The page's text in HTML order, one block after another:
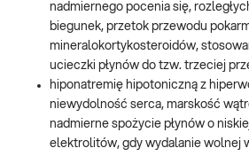
nadmiernego pocenia się,
biegunek, przetok przewodu
mineralokortykosteroidów,
ucieczki płynów do tzw. trzeciej
hiponatremię hipotoniczną z
niewydolność serca, marskość
nadmierne spożycie płynów o
elektrolitów, gdy wydalanie wolnej